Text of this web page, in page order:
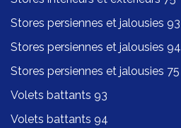
Stores persiennes et jalousies 93
Stores persiennes et jalousies 94
Stores persiennes et jalousies 75
Volets battants 93
Volets battants 94